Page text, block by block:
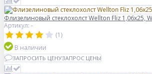
Флизелиновый стеклохолст Wellton Fliz 1,06х25,
Артикул: -
(1)
В наличии
ЗАПРОСИТЬ ЦЕНУЗАПРОС ЦЕНЫ